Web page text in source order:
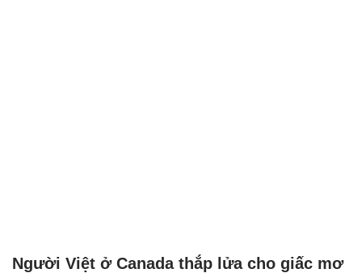
Người Việt ở Canada thắp lửa cho giấc mơ